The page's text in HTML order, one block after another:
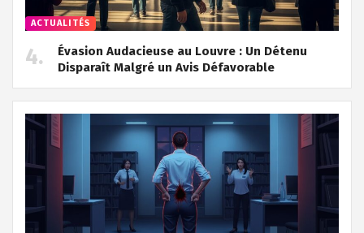
ACTUALITÉS
Évasion Audacieuse au Louvre : Un Détenu
Disparaît Malgré un Avis Défavorable